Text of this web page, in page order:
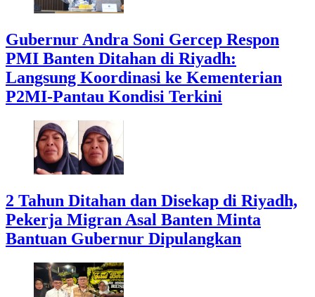
Gubernur Andra Soni Gercep Respon
PMI Banten Ditahan di Riyadh:
Langsung Koordinasi ke Kementerian
P2MI-Pantau Kondisi Terkini
2 Tahun Ditahan dan Disekap di Riyadh,
Pekerja Migran Asal Banten Minta
Bantuan Gubernur Dipulangkan